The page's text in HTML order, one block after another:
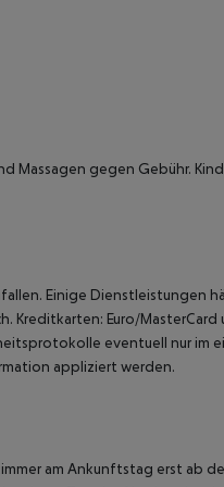
Massagen gegen Gebühr.
Einige Dienstleistungen
Kreditkarten: Euro/MasterCard
eventuell nur im
appliziert werden.
am Ankunftstag erst ab